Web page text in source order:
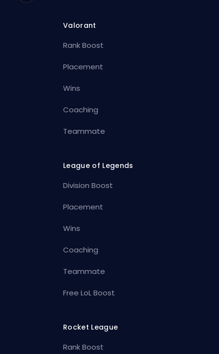
Valorant
Rank Boost
Placement
Wins
Coaching
Teammate
League of Legends
Division Boost
Placement
Wins
Coaching
Teammate
Free LoL Boost
Rocket League
Rank Boost